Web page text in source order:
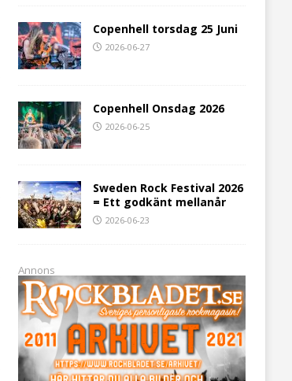
Copenhell torsdag 25 Juni
2026-06-27
Copenhell Onsdag 2026
2026-06-25
Sweden Rock Festival 2026
= Ett godkänt mellanår
2026-06-23
Annons